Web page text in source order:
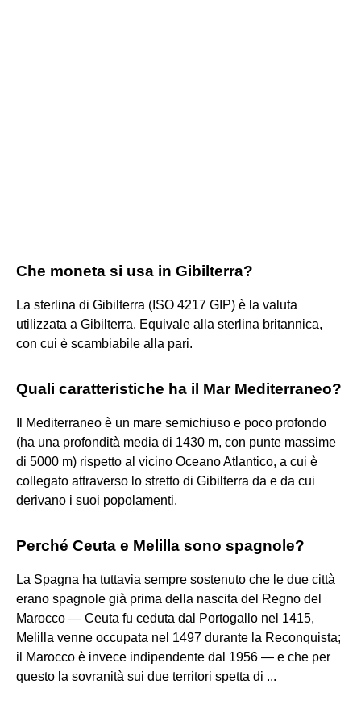
Che moneta si usa in Gibilterra?
La sterlina di Gibilterra (ISO 4217 GIP) è la valuta
utilizzata a Gibilterra. Equivale alla sterlina britannica,
con cui è scambiabile alla pari.
Quali caratteristiche ha il Mar Mediterraneo?
Il Mediterraneo è un mare semichiuso e poco profondo
(ha una profondità media di 1430 m, con punte massime
di 5000 m) rispetto al vicino Oceano Atlantico, a cui è
collegato attraverso lo stretto di Gibilterra da e da cui
derivano i suoi popolamenti.
Perché Ceuta e Melilla sono spagnole?
La Spagna ha tuttavia sempre sostenuto che le due città
erano spagnole già prima della nascita del Regno del
Marocco — Ceuta fu ceduta dal Portogallo nel 1415,
Melilla venne occupata nel 1497 durante la Reconquista;
il Marocco è invece indipendente dal 1956 — e che per
questo la sovranità sui due territori spetta di ...